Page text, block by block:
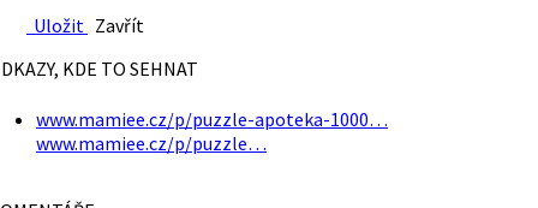
Uložit Zavřít
KDE TO SEHNAT
www.mamiee.cz/p/puzzle-apoteka-1000…
www.mamiee.cz/p/puzzle…